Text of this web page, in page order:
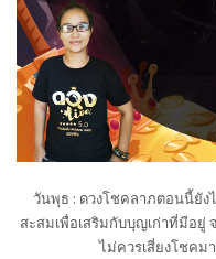
วันพุธ : ดวงโชคลาภตอนนี้ยั
สะสมเพื่อเสริมกับบุญเก่าที่มีอ
ไม่ควรเสี่ยงโชคม